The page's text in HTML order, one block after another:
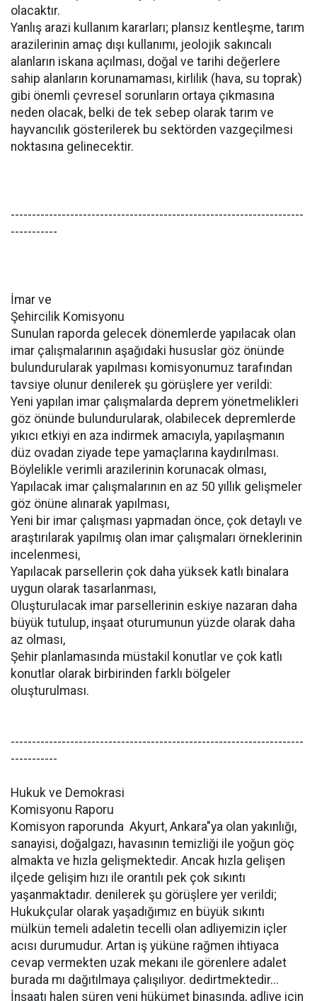
olacaktır.
Yanlış arazi kullanım kararları; plansız kentleşme, tarım
arazilerinin amaç dışı kullanımı, jeolojik sakıncalı
alanların iskana açılması, doğal ve tarihi değerlere
sahip alanların korunamaması, kirlilik (hava, su toprak)
gibi önemli çevresel sorunların ortaya çıkmasına
neden olacak, belki de tek sebep olarak tarım ve
hayvancılık gösterilerek bu sektörden vazgeçilmesi
noktasına gelinecektir.
---------------------------------------------------------------------
-----------
İmar ve
Şehircilik Komisyonu
Sunulan raporda gelecek dönemlerde yapılacak olan
imar çalışmalarının aşağıdaki hususlar göz önünde
bulundurularak yapılması komisyonumuz tarafından
tavsiye olunur denilerek şu görüşlere yer verildi:
Yeni yapılan imar çalışmalarda deprem yönetmelikleri
göz önünde bulundurularak, olabilecek depremlerde
yıkıcı etkiyi en aza indirmek amacıyla, yapılaşmanın
düz ovadan ziyade tepe yamaçlarına kaydırılması.
Böylelikle verimli arazilerinin korunacak olması,
Yapılacak imar çalışmalarının en az 50 yıllık gelişmeler
göz önüne alınarak yapılması,
Yeni bir imar çalışması yapmadan önce, çok detaylı ve
araştırılarak yapılmış olan imar çalışmaları örneklerinin
incelenmesi,
Yapılacak parsellerin çok daha yüksek katlı binalara
uygun olarak tasarlanması,
Oluşturulacak imar parsellerinin eskiye nazaran daha
büyük tutulup, inşaat oturumunun yüzde olarak daha
az olması,
Şehir planlamasında müstakil konutlar ve çok katlı
konutlar olarak birbirinden farklı bölgeler
oluşturulması.
---------------------------------------------------------------------
-----------
Hukuk ve Demokrasi
Komisyonu Raporu
Komisyon raporunda  Akyurt, Ankara"ya olan yakınlığı,
sanayisi, doğalgazı, havasının temizliği ile yoğun göç
almakta ve hızla gelişmektedir. Ancak hızla gelişen
ilçede gelişim hızı ile orantılı pek çok sıkıntı
yaşanmaktadır. denilerek şu görüşlere yer verildi;
Hukukçular olarak yaşadığımız en büyük sıkıntı
mülkün temeli adaletin tecelli olan adliyemizin içler
acısı durumudur. Artan iş yüküne rağmen ihtiyaca
cevap vermekten uzak mekanı ile görenlere adalet
burada mı dağıtılmaya çalışılıyor. dedirtmektedir...
İnşaatı halen süren yeni hükümet binasında, adliye için